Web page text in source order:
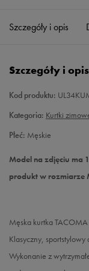
M
XXL
Szczegóły i opis
Szczegóły i opis
Kod produktu:
Kategoria: Kurtki
Płeć: Męskie
Model na zdjęciu ma
produkt w rozmiarze
Męska kurtka
Klasyczny,
Wykonanie z